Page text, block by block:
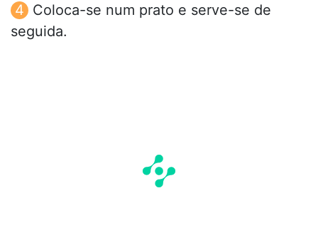
Coloca-se num prato e serve-se de
seguida.